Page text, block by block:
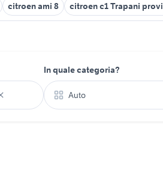
citroen ami 8 citroen c1 Trapani
In quale categoria?
Auto